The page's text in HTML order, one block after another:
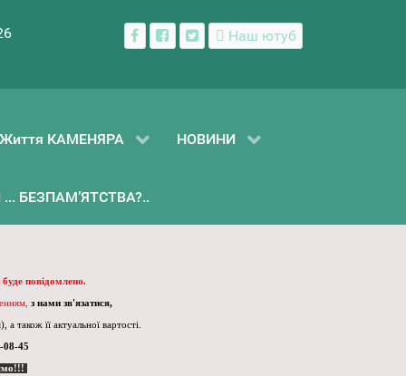
Наш ютуб
Життя КАМЕНЯРА НОВИНИ
БЕЗПАМ’ЯТСТВА?..
повідомлено.
з нами зв'язатися,
також її актуальної вартості.
08-45